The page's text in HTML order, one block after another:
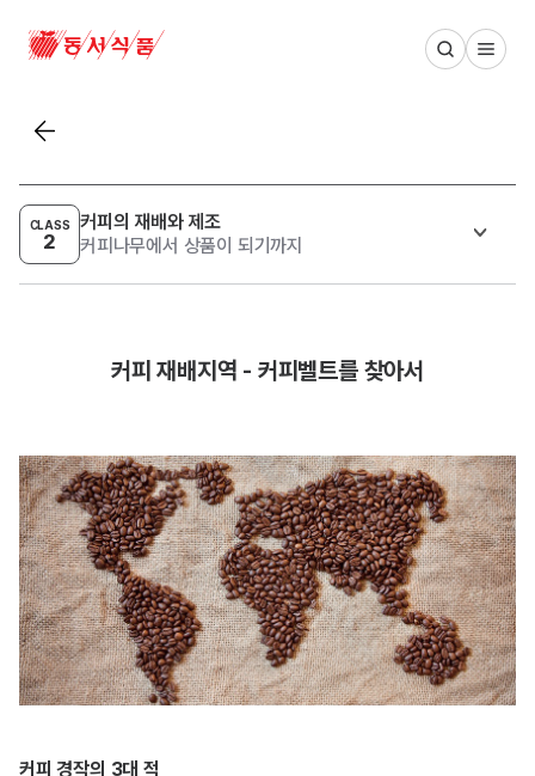
동서식품 메인 페이지
목록보기
CLASS
2
커피의 재배와 제조
커피나무에서 상품이 되기까지
커피 재배지역 - 커피벨트를 찾아서
커피 경작의 3대 적